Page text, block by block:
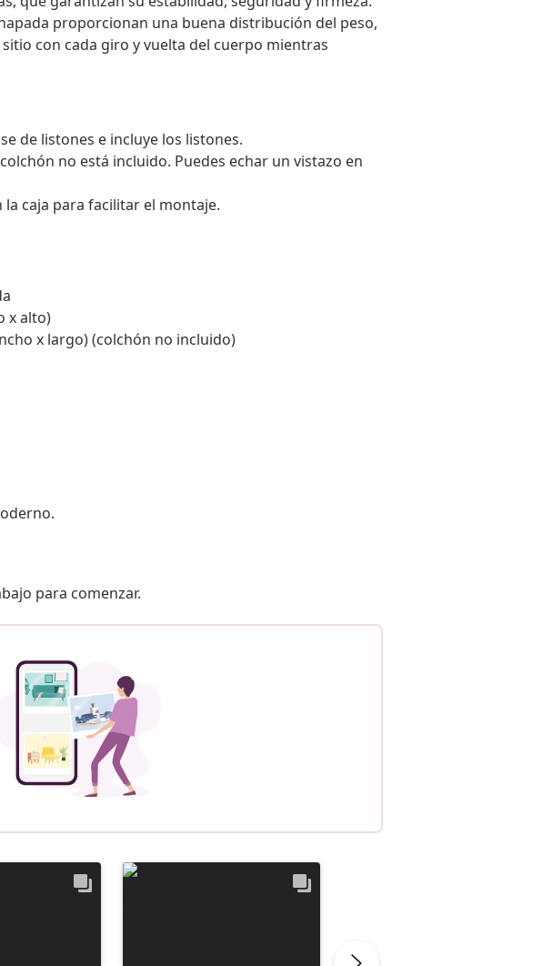
proporcionan una buena distribución del peso,
con cada giro y vuelta del cuerpo mientras
de listones e incluye los listones.
no está incluido. Puedes echar un vistazo en
caja para facilitar el montaje.
x alto)
x largo) (colchón no incluido)
para comenzar.